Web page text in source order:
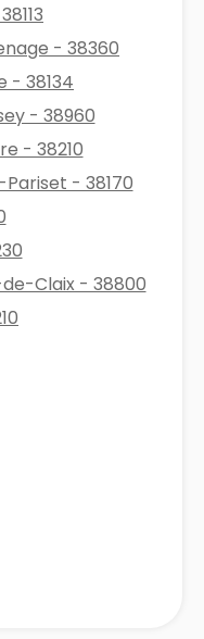
- 38360
- 38134
- 38960
- 38210
- 38170
Claix - 38800